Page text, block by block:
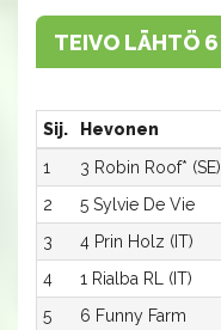
TEIVO LÄHTÖ 6
Sij. Hevonen
1
3 Robin Roof* (SE)
2
5 Sylvie De Vie
3
4 Prin Holz (IT)
4
1 Rialba RL (IT)
5
6 Funny Farm